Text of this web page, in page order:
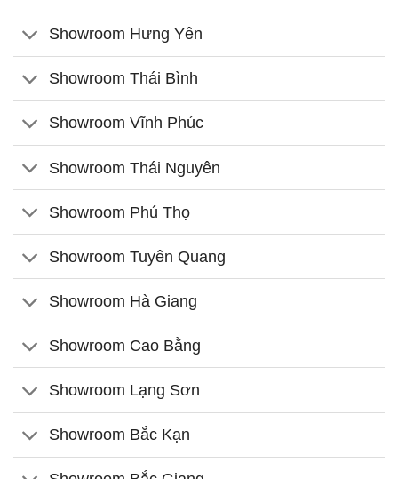
Showroom Hưng Yên
Showroom Thái Bình
Showroom Vĩnh Phúc
Showroom Thái Nguyên
Showroom Phú Thọ
Showroom Tuyên Quang
Showroom Hà Giang
Showroom Cao Bằng
Showroom Lạng Sơn
Showroom Bắc Kạn